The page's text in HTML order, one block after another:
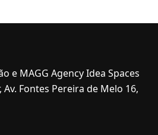
e MAGG Agency Idea Spaces
Fontes Pereira de Melo 16,